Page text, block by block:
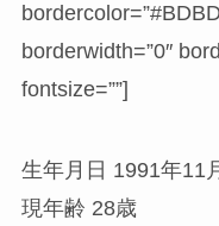
borderwidth=”0″
fontsize=””]
生年月日 1991年11
現年齢 28歳